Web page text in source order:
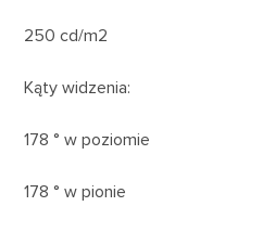
250 cd/m2
Kąty widzenia:
178 ° w poziomie
178 ° w pionie